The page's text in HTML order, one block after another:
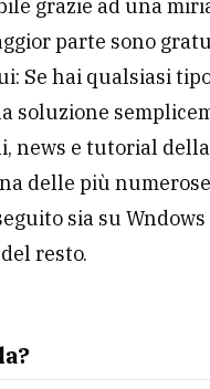
grazie ad una
parte sono
Se hai qualsiasi
soluzione
news e tutorial
delle più
sia su
resto.